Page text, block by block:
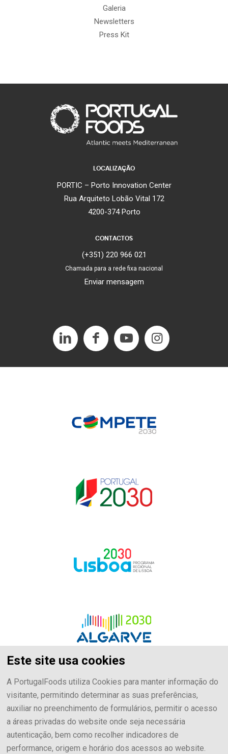
Galeria
Newsletters
Press Kit
LOCALIZAÇÃO
PORTIC – Porto Innovation Center
Rua Arquiteto Lobão Vital 172
4200-374 Porto
CONTACTOS
(+351) 220 966 021
Chamada para a rede fixa nacional
Enviar mensagem
Este site usa cookies
A PortugalFoods utiliza Cookies para manter informação do
visitante, permitindo determinar as suas preferências,
auxiliar no preenchimento de formulários, permitir o acesso
a áreas privadas do website onde seja necessária
autenticação, bem como recolher indicadores de
performance, origem e horário dos acessos ao website.